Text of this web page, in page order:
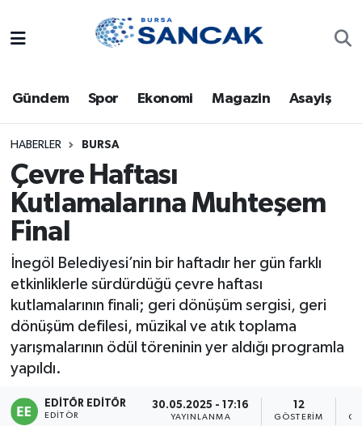
Gündem Spor Ekonomi Magazin Asayiş
HABERLER BURSA
Çevre Haftası
Kutlamalarına Muhteşem
Final
İnegöl Belediyesi’nin bir haftadır her gün farklı
etkinliklerle sürdürdüğü çevre haftası
kutlamalarının finali; geri dönüşüm sergisi, geri
dönüşüm defilesi, müzikal ve atık toplama
yarışmalarının ödül töreninin yer aldığı programla
yapıldı.
EDITÖR EDITÖR
EDITÖR
30.05.2025 - 17:16
YAYINLANMA
12
GÖSTERIM
Bursa
Dünya
Eğitim
Ekonomi
Genel
Gündem
Magazin
Trafik Durumu
Süper Lig Puan Durumu ve Fikstür
Tüm Manşetler
Son Dakika Haberleri
Haber Arşivi